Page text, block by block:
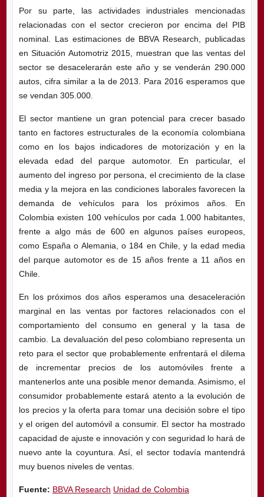
Por su parte, las actividades industriales mencionadas
relacionadas con el sector crecieron por encima del PIB
nominal. Las estimaciones de BBVA Research, publicadas
en Situación Automotriz 2015, muestran que las ventas del
sector se desacelerarán este año y se venderán 290.000
autos, cifra similar a la de 2013. Para 2016 esperamos que
se vendan 305.000.
El sector mantiene un gran potencial para crecer basado
tanto en factores estructurales de la economía colombiana
como en los bajos indicadores de motorización y en la
elevada edad del parque automotor. En particular, el
aumento del ingreso por persona, el crecimiento de la clase
media y la mejora en las condiciones laborales favorecen la
demanda de vehículos para los próximos años. En
Colombia existen 100 vehículos por cada 1.000 habitantes,
frente a algo más de 600 en algunos países europeos,
como España o Alemania, o 184 en Chile, y la edad media
del parque automotor es de 15 años frente a 11 años en
Chile.
En los próximos dos años esperamos una desaceleración
marginal en las ventas por factores relacionados con el
comportamiento del consumo en general y la tasa de
cambio. La devaluación del peso colombiano representa un
reto para el sector que probablemente enfrentará el dilema
de incrementar precios de los automóviles frente a
mantenerlos ante una posible menor demanda. Asimismo, el
consumidor probablemente estará atento a la evolución de
los precios y la oferta para tomar una decisión sobre el tipo
y el origen del automóvil a consumir. El sector ha mostrado
capacidad de ajuste e innovación y con seguridad lo hará de
nuevo ante la coyuntura. Así, el sector todavía mantendrá
muy buenos niveles de ventas.
Fuente: BBVA Research Unidad de Colombia